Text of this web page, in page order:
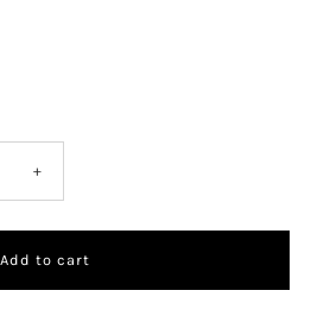
Increase
quantity
+